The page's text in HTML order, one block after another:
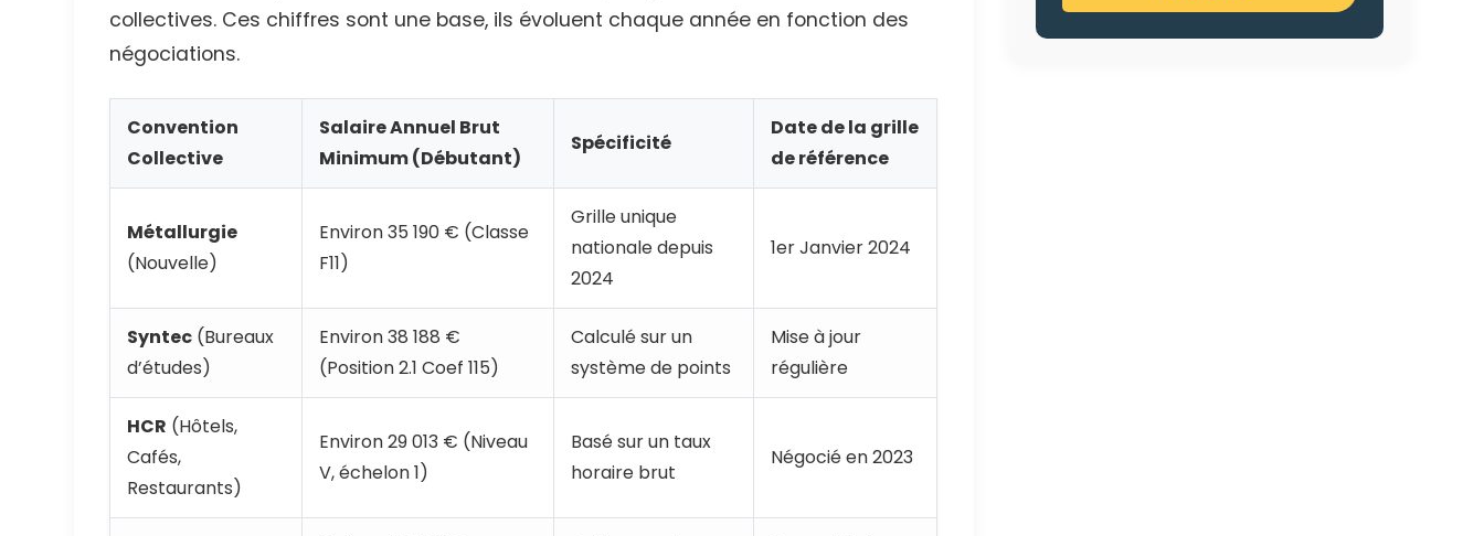
collectives. Ces chiffres sont une base, ils évoluent chaque année en fonction des
négociations.
Convention
Collective
Salaire Annuel Brut
Minimum (Débutant)
Spécificité
Date de la grille
de référence
Métallurgie
(Nouvelle)
Environ 35 190 € (Classe
F11)
Grille unique
nationale depuis
2024
1er Janvier 2024
Syntec (Bureaux
d’études)
Environ 38 188 €
(Position 2.1 Coef 115)
Calculé sur un
système de points
Mise à jour
régulière
HCR (Hôtels,
Cafés,
Restaurants)
Environ 29 013 € (Niveau
V, échelon 1)
Basé sur un taux
horaire brut
Négocié en 2023